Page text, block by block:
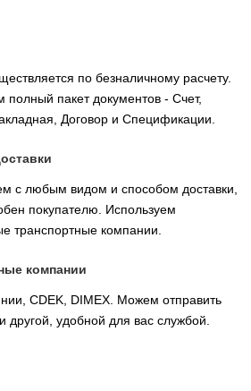
по безналичному расчету.
пакет документов - Счет,
Договор и Спецификации.
с любым видом и способом доставки,
покупателю. Используем
транспортные компании.
компании
CDEK, DIMEX. Можем отправить
другой, удобной для вас службой.